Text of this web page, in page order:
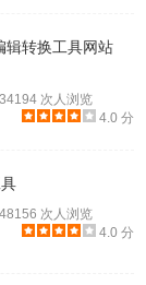
容。
辑转换工具网站
34194 次人浏览
4.0 分
48156 次人浏览
4.0 分